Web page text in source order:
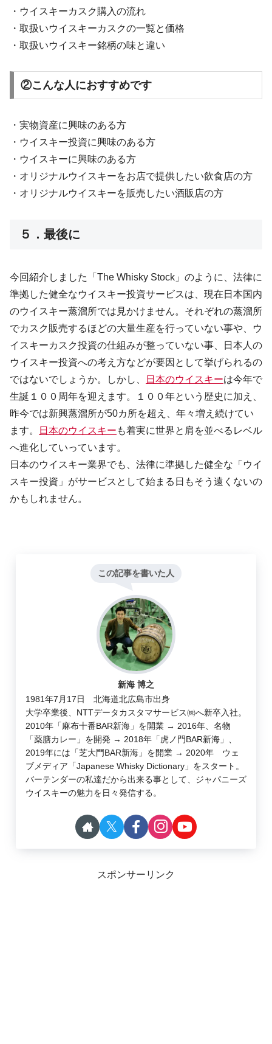
・ウイスキーカスク購入の流れ
・取扱いウイスキーカスクの一覧と価格
・取扱いウイスキー銘柄の味と違い
②こんな人におすすめです
・実物資産に興味のある方
・ウイスキー投資に興味のある方
・ウイスキーに興味のある方
・オリジナルウイスキーをお店で提供したい飲食店の方
・オリジナルウイスキーを販売したい酒販店の方
５．最後に
今回紹介しました「The Whisky Stock」のように、法律に
準拠した健全なウイスキー投資サービスは、現在日本国内
のウイスキー蒸溜所では見かけません。それぞれの蒸溜所
でカスク販売するほどの大量生産を行っていない事や、ウ
イスキーカスク投資の仕組みが整っていない事、日本人の
ウイスキー投資への考え方などが要因として挙げられるの
ではないでしょうか。しかし、
日本のウイスキーは今年で
生誕１００周年を迎えます。１００年という歴史に加え、
昨今では新興蒸溜所が50カ所を超え、年々増え続けてい
ます。
日本のウイスキー も着実に世界と肩を並べるレベル
へ進化していっています。
日本のウイスキー業界でも、法律に準拠した健全な「ウイ
スキー投資」がサービスとして始まる日もそう遠くないの
かもしれません。
この記事を書いた人
新海 博之
1981年7月17日 北海道北広島市出身
大学卒業後、NTTデータカスタマサービス㈱へ新卒入社。
2010年「麻布十番BAR新海」を開業 → 2016年、名物
「薬膳カレー」を開発 → 2018年「虎ノ門BAR新海」、
2019年には「芝大門BAR新海」を開業 → 2020年 ウェ
ブメディア「Japanese Whisky Dictionary」をスタート。
バーテンダーの私達だから出来る事として、ジャパニーズ
ウイスキーの魅力を日々発信する。
スポンサーリンク